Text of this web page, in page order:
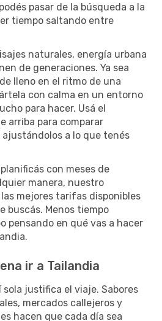
pasar de la búsqueda a la
tiempo saltando entre
naturales, energía urbana
de generaciones. Ya sea
lleno en el ritmo de una
con calma en un entorno
para hacer. Usá el
arriba para comparar
ajustándolos a lo que tenés
con meses de
manera, nuestro
mejores tarifas disponibles
buscás. Menos tiempo
pensando en qué vas a hacer
ir a Tailandia
sola justifica el viaje. Sabores
mercados callejeros y
hacen que cada día sea